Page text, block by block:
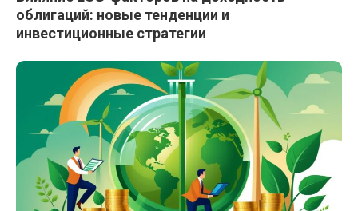
облигаций: новые тенденции и
инвестиционные стратегии